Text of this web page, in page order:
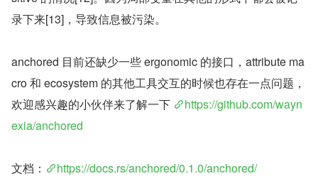
录下来[13]，导致信息被污染。
anchored 目前还缺少一些 ergonomic 的接口，attribute ma
cro 和 ecosystem 的其他工具交互的时候也存在一点问题，
欢迎感兴趣的小伙伴来了解一下
https://github.com/wayn
exia/anchored
文档： https://docs.rs/anchored/0.1.0/anchored/